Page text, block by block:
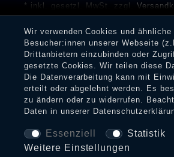
* inkl. gesetzl. MwSt. zzgl.
** Unser Unternehmen sammelt
Bewertungen zu verifizieren.
Eine Überprüfung der Bewertungen
Dienstleistungen gar nicht erworben
Shop informieren.
Wir verwenden Cookies und
Besucher:innen unserer Webseite
Drittanbietern einzubinden oder
gesetzte Cookies. Wir teilen diese
Die Datenverarbeitung kann mit
erteilt oder abgelehnt werden. Es
zu ändern oder zu widerrufen.
Daten in unserer
Essenziell Statistik
Weitere Einstellungen